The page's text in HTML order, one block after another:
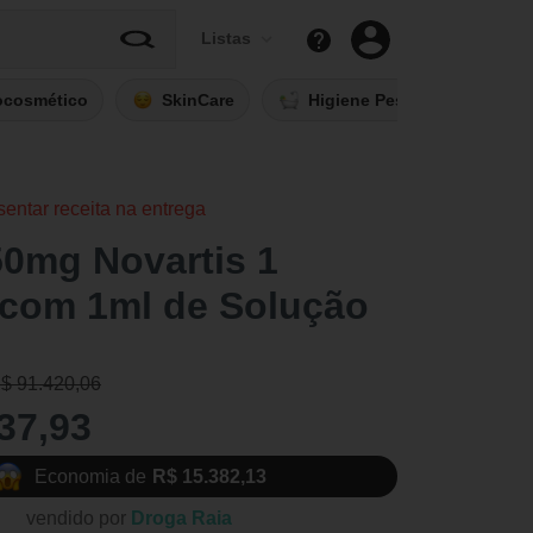
Listas
SkinCare Higiene Pessoal
receita na entrega
Novartis 1
1ml de Solução
91.420,06
Economia de R$ 15.382,13
vendido por Droga Raia